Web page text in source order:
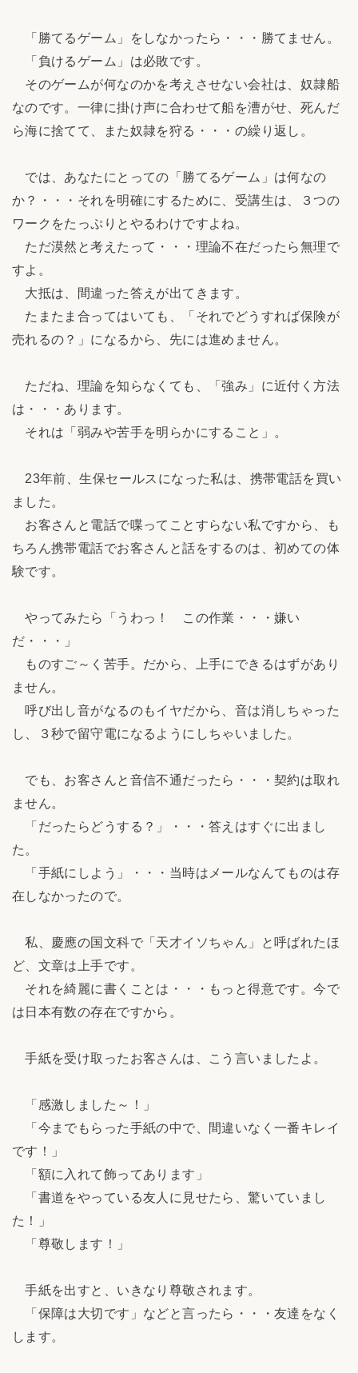
「勝てるゲーム」をしなかったら・・・勝てません。
「負けるゲーム」は必敗です。
そのゲームが何なのかを考えさせない会社は、奴隷船
なのです。一律に掛け声に合わせて船を漕がせ、死んだ
ら海に捨てて、また奴隷を狩る・・・の繰り返し。
では、あなたにとっての「勝てるゲーム」は何なの
か？・・・それを明確にするために、受講生は、３つの
ワークをたっぷりとやるわけですよね。
ただ漠然と考えたって・・・理論不在だったら無理で
すよ。
大抵は、間違った答えが出てきます。
たまたま合ってはいても、「それでどうすれば保険が
売れるの？」になるから、先には進めません。
ただね、理論を知らなくても、「強み」に近付く方法
は・・・あります。
それは「弱みや苦手を明らかにすること」。
23年前、生保セールスになった私は、携帯電話を買い
ました。
お客さんと電話で喋ってことすらない私ですから、も
ちろん携帯電話でお客さんと話をするのは、初めての体
験です。
やってみたら「うわっ！ この作業・・・嫌い
だ・・・」
ものすご～く苦手。だから、上手にできるはずがあり
ません。
呼び出し音がなるのもイヤだから、音は消しちゃった
し、３秒で留守電になるようにしちゃいました。
でも、お客さんと音信不通だったら・・・契約は取れ
ません。
「だったらどうする？」・・・答えはすぐに出まし
た。
「手紙にしよう」・・・当時はメールなんてものは存
在しなかったので。
私、慶應の国文科で「天才イソちゃん」と呼ばれたほ
ど、文章は上手です。
それを綺麗に書くことは・・・もっと得意です。今で
は日本有数の存在ですから。
手紙を受け取ったお客さんは、こう言いましたよ。
「感激しました～！」
「今までもらった手紙の中で、間違いなく一番キレイ
です！」
「額に入れて飾ってあります」
「書道をやっている友人に見せたら、驚いていまし
た！」
「尊敬します！」
手紙を出すと、いきなり尊敬されます。
「保障は大切です」などと言ったら・・・友達をなく
します。